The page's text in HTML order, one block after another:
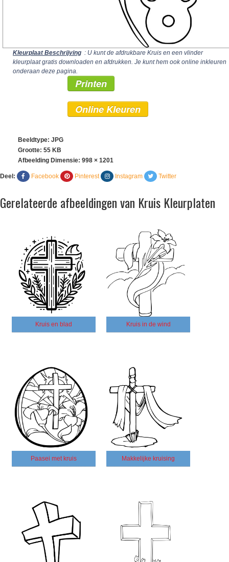
Kleurplaat Beschrijving : U kunt de afdrukbare Kruis en een vlinder
kleurplaat gratis downloaden en afdrukken. Je kunt hem ook online inkleuren
onderaan deze pagina.
Printen
Online Kleuren
Beeldtype: JPG
Grootte: 55 KB
Afbeelding Dimensie: 998 × 1201
Deel: Facebook Pinterest Instagram Twitter
Gerelateerde afbeeldingen van Kruis Kleurplaten
Kruis en blad Kruis in de wind
Paasei met kruis Makkelijke kruising